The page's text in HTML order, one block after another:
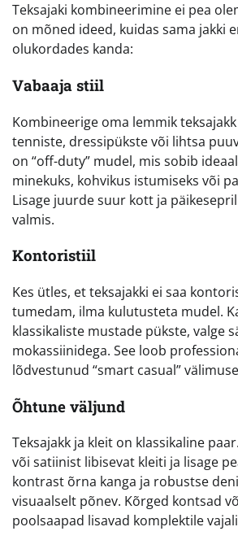
Teksajaki kombineerimine ei pea
on mõned ideed, kuidas sama jakki
olukordades kanda:
Vabaaja stiil
Kombineerige oma lemmik
tenniste, dressipükste või lihtsa
on “off-duty” mudel, mis sobib
minekuks, kohvikus istumiseks või
Lisage juurde suur kott ja
valmis.
Kontoristiil
Kes ütles, et teksajakki ei saa
tumedam, ilma kulutusteta mudel.
klassikaliste mustade pükste, valge
mokassiinidega. See loob
lõdvestunud “smart casual”
Õhtune väljund
Teksajakk ja kleit on klassikaline
või satiinist libisevat kleiti ja lisage
kontrast õrna kanga ja robustse
visuaalselt põnev. Kõrged kontsad
poolsaapad lisavad komplektile